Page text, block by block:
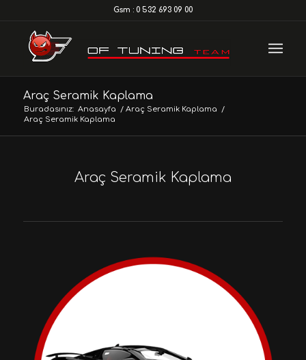
Gsm : 0 532 693 09 00
Araç Seramik Kaplama
Buradasınız: Anasayfa / Araç Seramik Kaplama
/
Araç Seramik Kaplama
Araç Seramik Kaplama